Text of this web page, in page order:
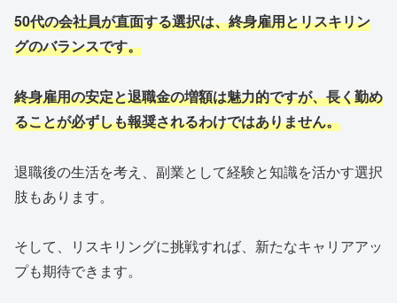
50代の会社員が直面する選択は、終身雇用とリスキリン
グのバランスです。
終身雇用の安定と退職金の増額は魅力的ですが、長く勤め
ることが必ずしも報奨されるわけではありません。
退職後の生活を考え、副業として経験と知識を活かす選択
肢もあります。
そして、リスキリングに挑戦すれば、新たなキャリアアッ
プも期待できます。